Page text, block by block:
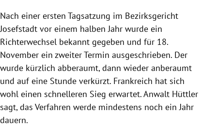
Nach einer ersten Tagsatzung im Bezirksgericht
Josefstadt vor einem halben Jahr wurde ein
Richterwechsel bekannt gegeben und für 18.
November ein zweiter Termin ausgeschrieben. Der
wurde kürzlich abberaumt, dann wieder anberaumt
und auf eine Stunde verkürzt. Frankreich hat sich
wohl einen schnelleren Sieg erwartet. Anwalt Hüttler
sagt, das Verfahren werde mindestens noch ein Jahr
dauern.